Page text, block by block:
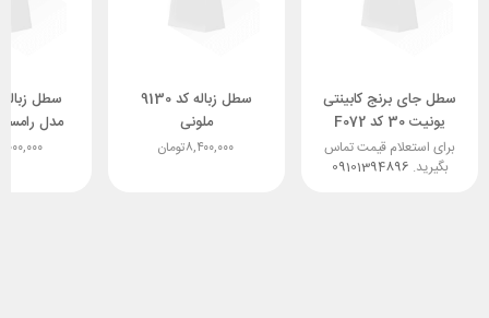
سطل جای برنج کابینتی
یونیت 30 کد F072
فانتونی
برای استعلام قیمت تماس
بگیرید. 09101394896
سطل زباله کد 9130
ملونی
۸,۴۰۰,۰۰۰تومان